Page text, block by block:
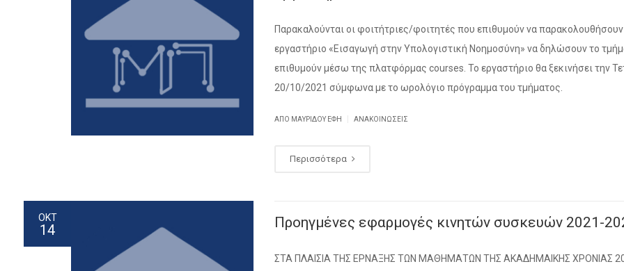
Παρακαλούνται οι φοιτήτριες/φοιτητές που επιθυμούν να παρακολουθήσουν
εργαστήριο «Εισαγωγή στην Υπολογιστική Νοημοσύνη» να δηλώσουν το
επιθυμούν μέσω της πλατφόρμας courses. Το εργαστήριο θα ξεκινήσει την
20/10/2021 σύμφωνα με το ωρολόγιο πρόγραμμα του τμήματος.
ΑΠΌ ΜΑΥΡΙΔΟΥ ΕΦΗ ΑΝΑΚΟΙΝΏΣΕΙΣ
Περισσότερα
ΟΚΤ
14 Προηγμένες εφαρμογές κινητών συσκευών 2021-
ΣΤΑ ΠΛΑΙΣΙΑ ΤΗΣ ΕΡΝΑΞΗΣ ΤΩΝ ΜΑΘΗΜΑΤΩΝ ΤΗΣ ΑΚΑΔΗΜΑΙΚΗΣ ΧΡΟΝΙΑΣ